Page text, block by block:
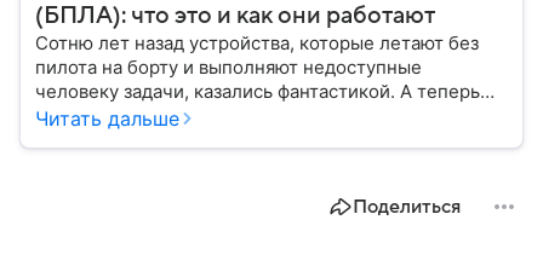
(БПЛА): что это и как они работают
Сотню лет назад устройства, которые летают без
пилота на борту и выполняют недоступные
человеку задачи, казались фантастикой. А теперь
они стали реальностью: собрали главное о
Читать дальше
Поделиться